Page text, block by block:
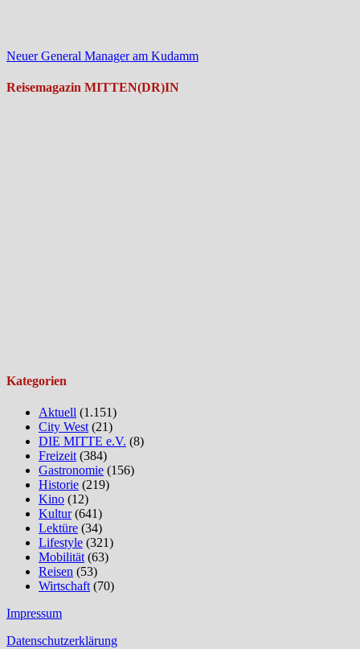
Neuer General Manager am Kudamm
Reisemagazin MITTEN(DR)IN
Kategorien
Aktuell (1.151)
City West (21)
DIE MITTE e.V. (8)
Freizeit (384)
Gastronomie (156)
Historie (219)
Kino (12)
Kultur(641)
Lektüre (34)
Lifestyle (321)
Mobilität (63)
Reisen (53)
Wirtschaft (70)
Impressum
Datenschutzerklärung